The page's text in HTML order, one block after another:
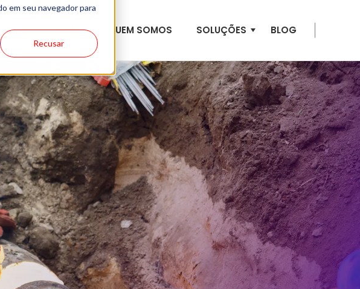
em seu navegador para
Recusar
HOME QUEM SOMOS SOLUÇÕES BLOG